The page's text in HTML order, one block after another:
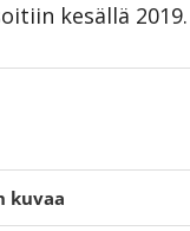
kesällä 2019.
kuvaa